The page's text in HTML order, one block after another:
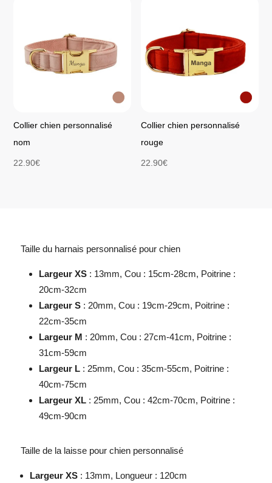
Collier chien personnalisé
nom
22.90€
Collier chien personnalisé
rouge
22.90€
Taille du harnais personnalisé pour chien
Largeur XS: 13mm, Cou : 15cm-28cm, Poitrine :
20cm-32cm
Largeur S: 20mm, Cou : 19cm-29cm, Poitrine :
22cm-35cm
Largeur M : 20mm, Cou : 27cm-41cm, Poitrine :
31cm-59cm
Largeur L: 25mm, Cou : 35cm-55cm, Poitrine :
40cm-75cm
Largeur XL: 25mm, Cou : 42cm-70cm, Poitrine :
49cm-90cm
Taille de la laisse pour chienpersonnalisé
Largeur XS: 13mm, Longueur : 120cm